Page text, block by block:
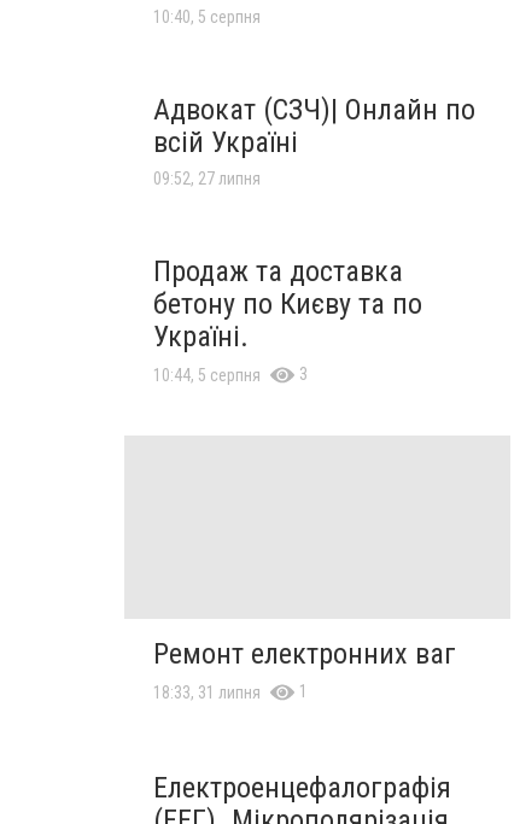
10:40, 5 серпня
Адвокат (СЗЧ)| Онлайн по
всій Україні
09:52, 27 липня
Продаж та доставка
бетону по Києву та по
Україні.
10:44, 5 серпня 3
Ремонт електронних ваг
18:33, 31 липня 1
Електроенцефалографія